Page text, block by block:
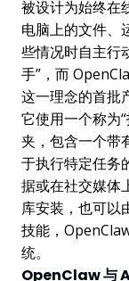
被设计为始终在
电脑上的文件、
些情况时自主行
手”，而
这一理念的首批
它使用一个称为
夹，包含一个带
于执行特定任务
据或在社交媒体
库安装，也可以
技能，
统。
OpenClaw 与